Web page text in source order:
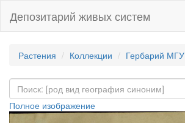
Депозитарий живых систем
Растения Коллекции Гербарий МГУ
Полное изображение